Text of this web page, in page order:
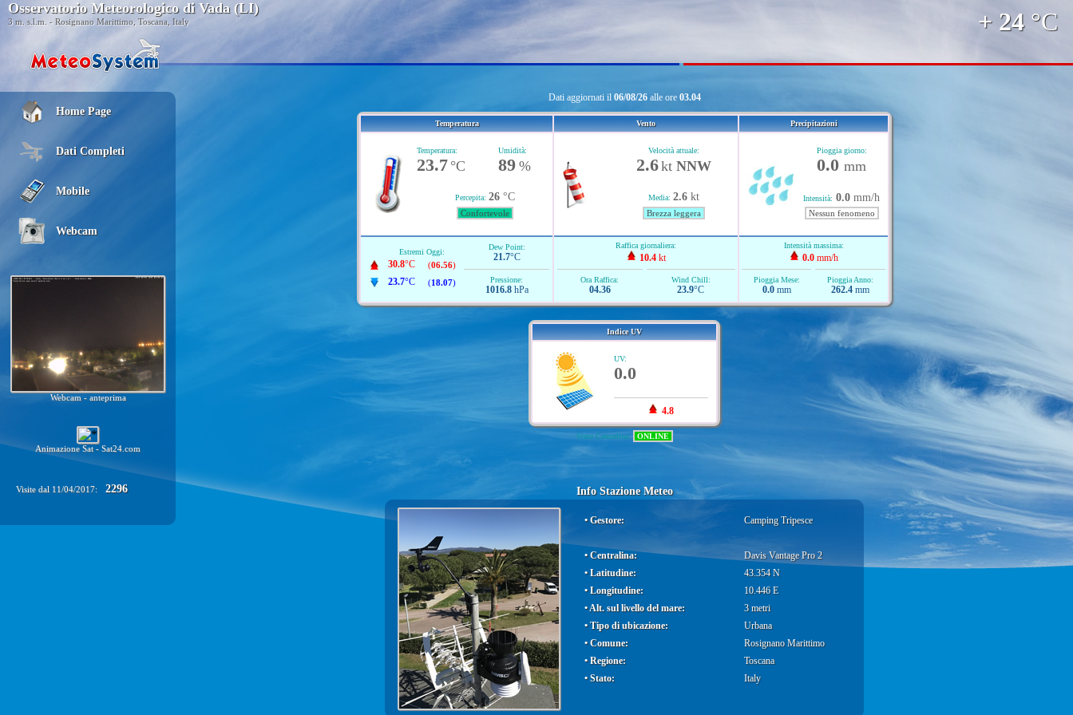
Osservatorio Meteorologico di Vada (LI)
3 m. s.l.m. - Rosignano Marittimo, Toscana, Italy
Home Page
Dati Completi
Mobile
Webcam
Webcam - anteprima
Animazione Sat - Sat24.com
Visite dal 11/04/2017: 2296
Dati aggiornati il 06/08/26alle ore 03.04
Temperatura Vento Precipitazioni
Temperatura:
23.7 °C
Umidità:
89 %
Percepita: 26 °C
Confortevole
Estremi Oggi:
30.8°C (06.56)
23.7°C (18.07)
Dew Point:
21.7°C
Pressione:
1016.8 hPa
Velocità attuale:
2.6kt NNW
Media: 2.6 kt
Brezza leggera
Raffica giornaliera:
10.4 kt
Ora Raffica:
04.36
Wind Chill:
23.9°C
Pioggia giorno:
0.0 mm
Intensità: 0.0 mm/h
Nessun fenomeno
Intensità massima:
0.0 mm/h
Pioggia Mese:
0.0 mm
Pioggia Anno:
262.4 mm
Indice UV
UV:
0.0
4.8
Stato Centralina: ONLINE
+ 24 °C
Info Stazione Meteo
• Gestore: Camping Tripesce
• Centralina:
Davis Vantage Pro 2
• Latitudine:
43.354 N
• Longitudine:
10.446 E
• Alt. sul livello del mare:
3 metri
• Tipo di ubicazione:
Urbana
• Comune:
Rosignano Marittimo
• Regione:
Toscana
• Stato:
Italy